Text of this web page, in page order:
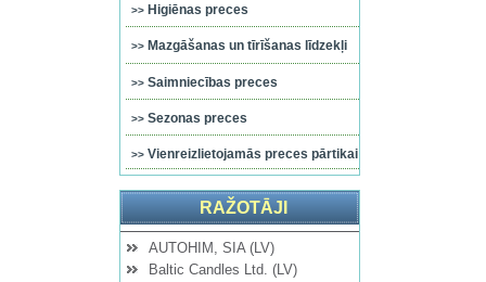
Higiēnas preces
Mazgāšanas un tīrīšanas līdzekļi
Saimniecības preces
Sezonas preces
Vienreizlietojamās preces pārtikai
RAŽOTĀJI
AUTOHIM, SIA (LV)
Baltic Candles Ltd. (LV)